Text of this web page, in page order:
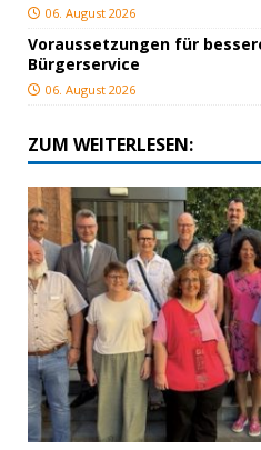
06. August 2026
Voraussetzungen für
Bürgerservice
06. August 2026
ZUM WEITERLESEN: